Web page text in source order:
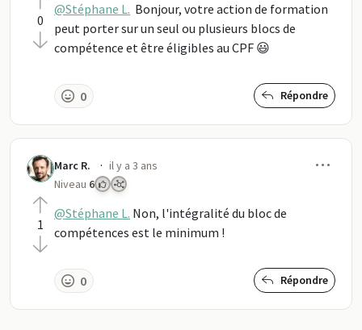
0
@Stéphane L. Bonjour, votre action de formation
peut porter sur un seul ou plusieurs blocs de
compétence et être éligibles au CPF 😃
0 Répondre
1
Marc R. · il y a 3 ans
Niveau 6
@Stéphane L. Non, l'intégralité du bloc de
compétences est le minimum !
0 Répondre